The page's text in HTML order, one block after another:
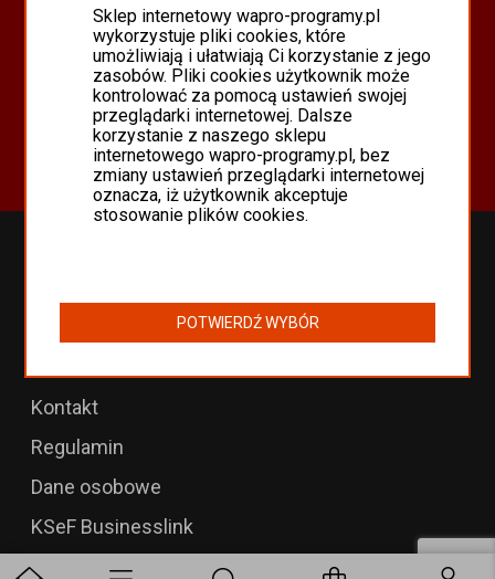
PROGRAMY MISTRAL
SYSTEM SCANMAG
Oferta
Programy Asseco WAPRO
Odnowienia 365 i aktualizacje
Programy WAPRO
Kontakt
Regulamin
Dane osobowe
KSeF Businesslink
Sklep internetowy wapro-programy.pl
wykorzystuje pliki cookies, które
umożliwiają i ułatwiają Ci korzystanie z jego
zasobów. Pliki cookies użytkownik może
kontrolować za pomocą ustawień swojej
przeglądarki internetowej. Dalsze
korzystanie z naszego sklepu
internetowego wapro-programy.pl, bez
zmiany ustawień przeglądarki internetowej
oznacza, iż użytkownik akceptuje
stosowanie plików cookies.
POTWIERDŹ WYBÓR